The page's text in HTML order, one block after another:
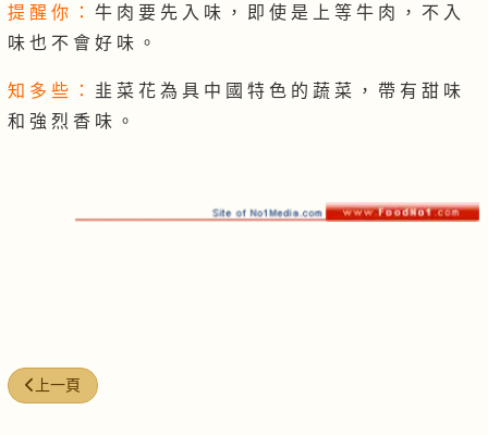
提 醒 你 ： 牛 肉 要 先 入 味 ， 即 使 是 上 等 牛 肉 ， 不 入
味 也 不 會 好 味 。
知 多 些 ：
韭 菜 花 為 具 中 國 特 色 的 蔬 菜 ， 帶 有 甜 味
和 強 烈 香 味 。
上一篇文章: 親子便當
上一頁